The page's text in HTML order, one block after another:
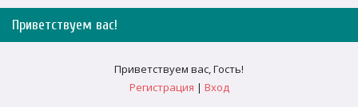
Приветствуем вас!
Приветствуем вас,Гость!
Регистрация | Вход